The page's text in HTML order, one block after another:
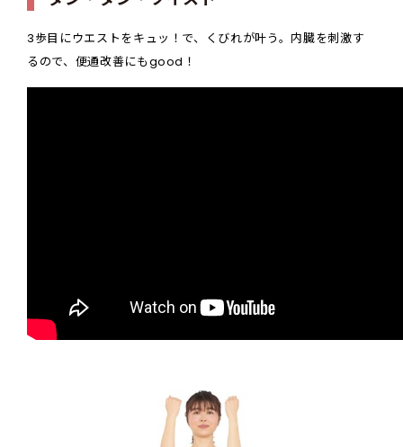
3歩目にウエストをキュッ！で、くびれが叶う。内臓を刺激す
るので、便通改善にもgood！